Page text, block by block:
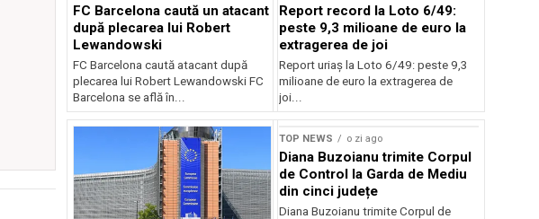
FC Barcelona caută un atacant
după plecarea lui Robert
Lewandowski
FC Barcelona caută atacant după
plecarea lui Robert Lewandowski FC
Barcelona se află în...
Report record la Loto 6/49:
peste 9,3 milioane de euro la
extragerea de joi
Report uriaș la Loto 6/49: peste 9,3
milioane de euro la extragerea de
joi...
TOP NEWS o zi ago
Diana Buzoianu trimite Corpul
de Control la Garda de Mediu
din cinci județe
Diana Buzoianu trimite Corpul de